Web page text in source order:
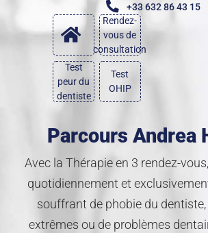
+33 632 86 43 15
Rendez-
vous de
consultation
Test
peur du
dentiste
Test
OHIP
Parcours Andrea
Avec la Thérapie en 3 rendez-
quotidiennement et
souffrant de phobie du dentiste,
extrêmes ou de problèmes